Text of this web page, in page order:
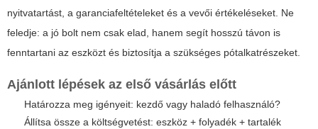
nyitvatartást, a garanciafeltételeket és a vevői értékeléseket. Ne
feledje: a jó bolt nem csak elad, hanem segít hosszú távon is
fenntartani az eszközt és biztosítja a szükséges pótalkatrészeket.
Ajánlott lépések az első vásárlás előtt
Határozza meg igényeit: kezdő vagy haladó felhasználó?
Állítsa össze a költségvetést: eszköz + folyadék + tartalék